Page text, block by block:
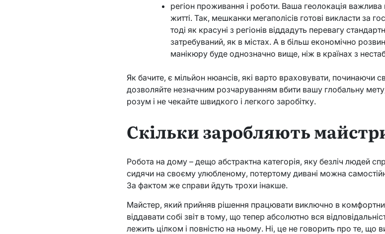
регіон проживання і роботи. Ваша геолокація важлива
житті. Так, мешканки мегаполісів готові викласти за
тоді як красуні з регіонів віддадуть перевагу
затребуваний, як в містах. А в більш економічно
манікюру буде однозначно вище, ніж в країнах з
Як бачите, є мільйон нюансів, які варто враховувати, починаючи
дозволяйте незначним розчаруванням вбити вашу глобальну
розум і не чекайте швидкого і легкого заробітку.
Скільки заробляють
Робота на дому – дещо абстрактна категорія, яку безліч людей
сидячи на своєму улюбленому, потертому дивані можна
За фактом же справи йдуть трохи інакше.
Майстер, який прийняв рішення працювати виключно в
віддавати собі звіт в тому, що тепер абсолютно вся
лежить цілком і повністю на ньому. Ні, це не говорить про те, що